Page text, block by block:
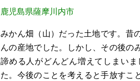
鹿児島県薩摩川内市
みかん畑（山）だった土地です。昔
んの産地でした。しかし、その後の
諦める人がどんどん増えてしまい
た。今後のことを考えると手放すこ